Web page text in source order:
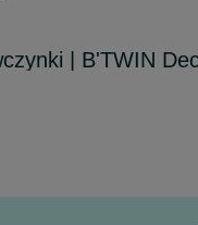
| B'TWIN